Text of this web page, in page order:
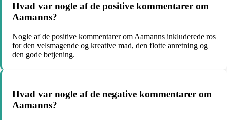
Hvad var nogle af de positive kommentarer om
Aamanns?
Nogle af de positive kommentarer om Aamanns inkluderede ros
for den velsmagende og kreative mad, den flotte anretning og
den gode betjening.
Hvad var nogle af de negative kommentarer om
Aamanns?